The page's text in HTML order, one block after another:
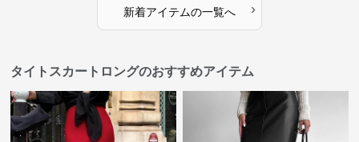
新着アイテムの一覧へ ›
タイトスカートロングのおすすめアイテム